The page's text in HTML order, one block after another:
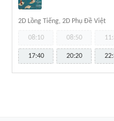
2D Lồng Tiếng, 2D Phụ Đề Việt
08:10 08:50
17:40 20:20